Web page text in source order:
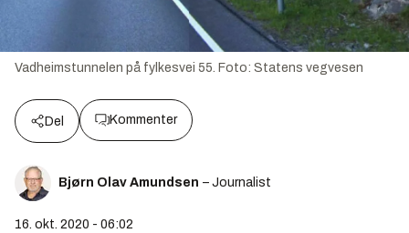
Vadheimstunnelen på fylkesvei 55. Foto: Statens vegvesen
Del Kommenter
Bjørn Olav Amundsen – Journalist
16. okt. 2020 - 06:02